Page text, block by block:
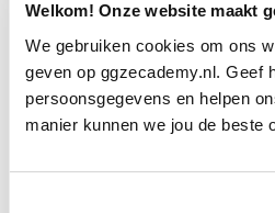
Welkom! Onze website maakt
We gebruiken cookies om ons
geven op ggzecademy.nl. Geef
persoonsgegevens en helpen
manier kunnen we jou de beste